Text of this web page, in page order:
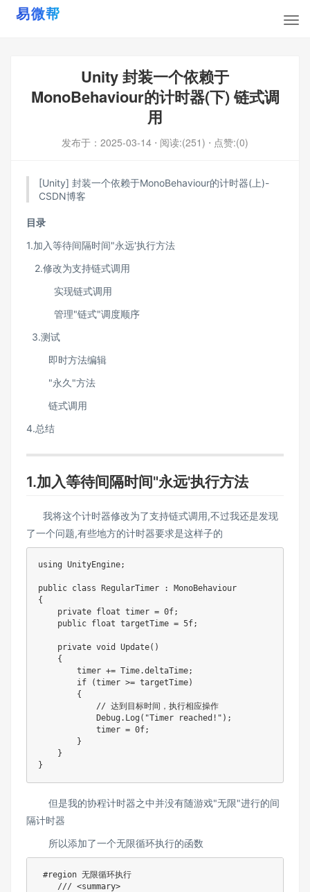
Unity 封装一个依赖于
MonoBehaviour的计时器(下) 链式调
用
发布于： 2025-03-14 ⋅ 阅读:(251) ⋅ 点赞:(0)
[Unity] 封装一个依赖于MonoBehaviour的计时器(上)-
CSDN博客
目录
1.加入等待间隔时间"永远'执行方法
2.修改为支持链式调用
实现链式调用
管理"链式"调度顺序
3.测试
即时方法​编辑
"永久"方法
链式调用
​4.总结
1.加入等待间隔时间"永远'执行方法
我将这个计时器修改为了支持链式调用,不过我还是发现
了一个问题,有些地方的计时器要求是这样子的
using UnityEngine;
public class RegularTimer : MonoBehaviour
{
    private float timer = 0f;
    public float targetTime = 5f;
    private void Update()
    {
        timer += Time.deltaTime;
        if (timer >= targetTime)
        {
            // 达到目标时间，执行相应操作
            Debug.Log("Timer reached!");
            timer = 0f;
        }
    }
}
但是我的协程计时器之中并没有随游戏"无限"进行的间
隔计时器
所以添加了一个无限循环执行的函数
#region 无限循环执行
    /// <summary>